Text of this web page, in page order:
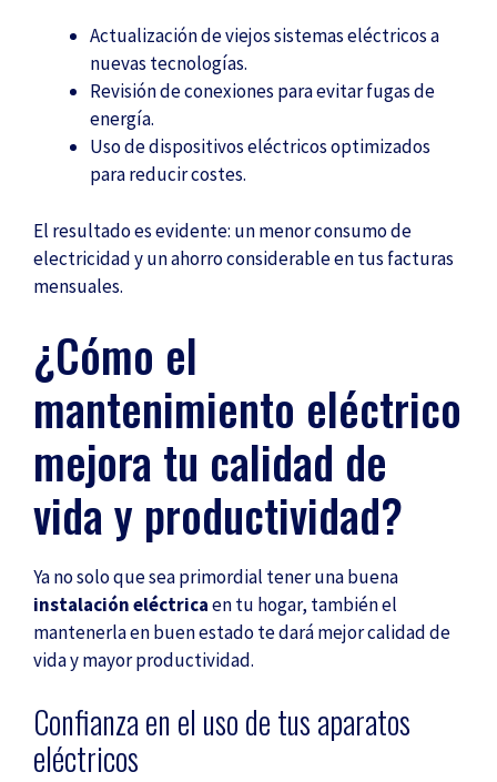
Actualización de viejos sistemas eléctricos a
nuevas tecnologías.
Revisión de conexiones para evitar fugas de
energía.
Uso de dispositivos eléctricos optimizados
para reducir costes.
El resultado es evidente: un menor consumo de
electricidad y un ahorro considerable en tus facturas
mensuales.
¿Cómo el
mantenimiento eléctrico
mejora tu calidad de
vida y productividad?
Ya no solo que sea primordial tener una buena
instalación eléctricaen tu hogar, también el
mantenerla en buen estado te dará mejor calidad de
vida y mayor productividad.
Confianza en el uso de tus aparatos
eléctricos